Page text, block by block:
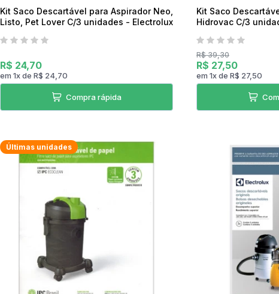
Kit Saco Descartável para Aspirador Neo,
Listo, Pet Lover C/3 unidades - Electrolux
R$ 24,70
em 1xde R$ 24,70
Compra rápida
Kit Saco
R$ 39,30
R$ 27,50
em 1xde R$ 27,50
Últimas unidades